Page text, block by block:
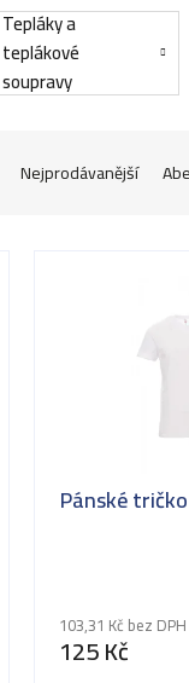
Tepláky a
teplákové
soupravy
Nejprodávanější
Pánské
103,31 Kč bez DPH
125 Kč